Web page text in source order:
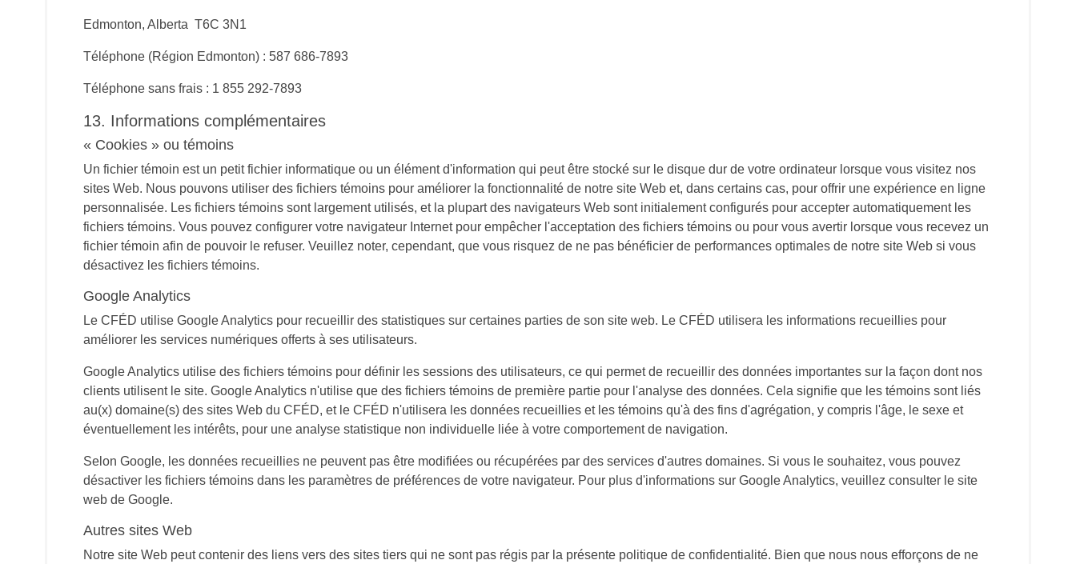
Edmonton, Alberta T6C 3N1
Téléphone (Région Edmonton) : 587 686-7893
Téléphone sans frais : 1 855 292-7893
13. Informations complémentaires
« Cookies » ou témoins
Un fichier témoin est un petit fichier informatique ou un élément d'information qui peut être stocké sur le disque dur de votre ordinateur lorsque vous visitez nos
sites Web. Nous pouvons utiliser des fichiers témoins pour améliorer la fonctionnalité de notre site Web et, dans certains cas, pour offrir une expérience en ligne
personnalisée. Les fichiers témoins sont largement utilisés, et la plupart des navigateurs Web sont initialement configurés pour accepter automatiquement les
fichiers témoins. Vous pouvez configurer votre navigateur Internet pour empêcher l'acceptation des fichiers témoins ou pour vous avertir lorsque vous recevez un
fichier témoin afin de pouvoir le refuser. Veuillez noter, cependant, que vous risquez de ne pas bénéficier de performances optimales de notre site Web si vous
désactivez les fichiers témoins.
Google Analytics
Le CFÉD utilise Google Analytics pour recueillir des statistiques sur certaines parties de son site web. Le CFÉD utilisera les informations recueillies pour
améliorer les services numériques offerts à ses utilisateurs.
Google Analytics utilise des fichiers témoins pour définir les sessions des utilisateurs, ce qui permet de recueillir des données importantes sur la façon dont nos
clients utilisent le site. Google Analytics n'utilise que des fichiers témoins de première partie pour l'analyse des données. Cela signifie que les témoins sont liés
au(x) domaine(s) des sites Web du CFÉD, et le CFÉD n'utilisera les données recueillies et les témoins qu'à des fins d'agrégation, y compris l'âge, le sexe et
éventuellement les intérêts, pour une analyse statistique non individuelle liée à votre comportement de navigation.
Selon Google, les données recueillies ne peuvent pas être modifiées ou récupérées par des services d'autres domaines. Si vous le souhaitez, vous pouvez
désactiver les fichiers témoins dans les paramètres de préférences de votre navigateur. Pour plus d'informations sur Google Analytics, veuillez consulter le site
web de Google.
Autres sites Web
Notre site Web peut contenir des liens vers des sites tiers qui ne sont pas régis par la présente politique de confidentialité. Bien que nous nous efforçons de ne